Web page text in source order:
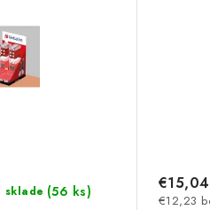
sklade (56 ks)
€12,23
€15,04